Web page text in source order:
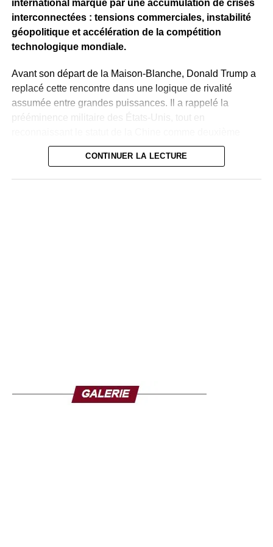
appels au dialogue, ce dossier illustre la persistance de
fractures historiques dans les relations entre Washington
et La Havane.
international marqué par une accumulation de crises
interconnectées : tensions commerciales, instabilité
géopolitique et accélération de la compétition
technologique mondiale.
Avant son départ de la Maison-Blanche, Donald Trump a
replacé cette rencontre dans une logique de rivalité
assumée entre grandes puissances. Il a rappelé la
prééminence militaire des États-Unis, tout en
puissance mondiale, illustrant ainsi une relation
structurée autant par la compétition que par la nécessité
aurait pour vocation de réduire les tensions issues des
hausses de droits de douane imposées par les États-Unis
CONTINUER LA LECTURE